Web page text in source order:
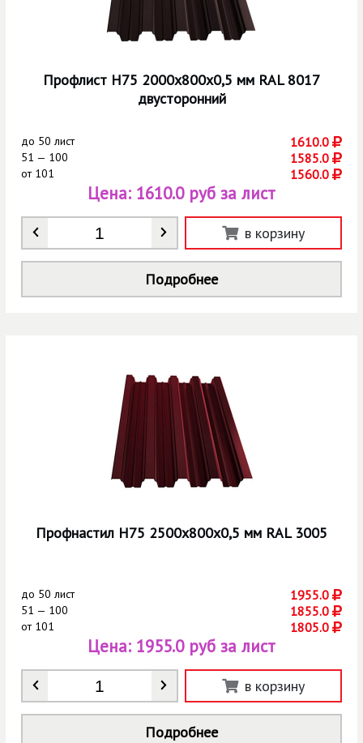
Профлист Н75 2000х800х0,5 мм RAL 8017
двусторонний
до 50 лист 1610.0
51 — 100 1585.0
от101 1560.0
Количество
Цена: 1610.0 руб за лист
в корзину
Подробнее
Профнастил Н75 2500х800х0,5 мм RAL 3005
до 50 лист 1955.0
51 — 100 1855.0
от101 1805.0
Количество
Цена: 1955.0 руб за лист
в корзину
Подробнее